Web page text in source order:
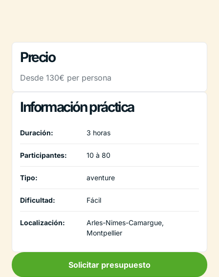
Precio
Desde 130€ per persona
Información práctica
Duración: 3 horas
Participantes: 10 à 80
Tipo: aventure
Dificultad: Fácil
Localización:
Arles-Nimes-Camargue,
Montpellier
Solicitar presupuesto